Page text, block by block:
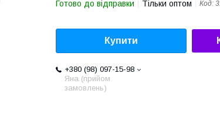
Готово до відправки Тільки оптом Код:
Купити
+380 (98) 097-15-98
Яна (прийом
замовлень)